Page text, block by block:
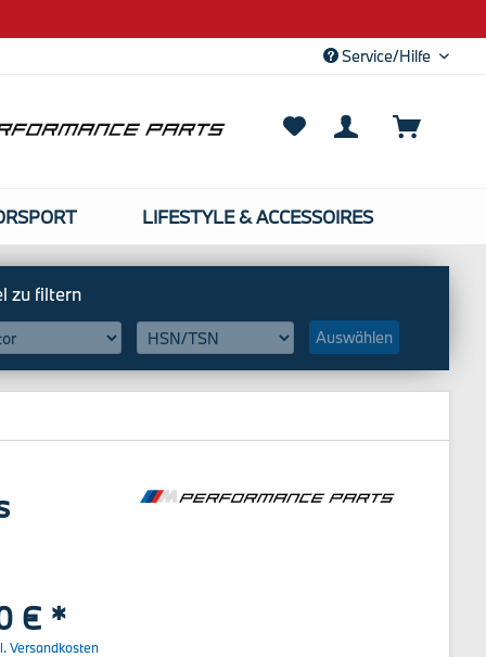
Service/Hilfe
LIFESTYLE & ACCESSOIRES
Auswählen
€ *
Versandkosten